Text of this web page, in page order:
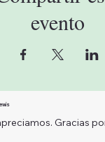
evento
Gracias